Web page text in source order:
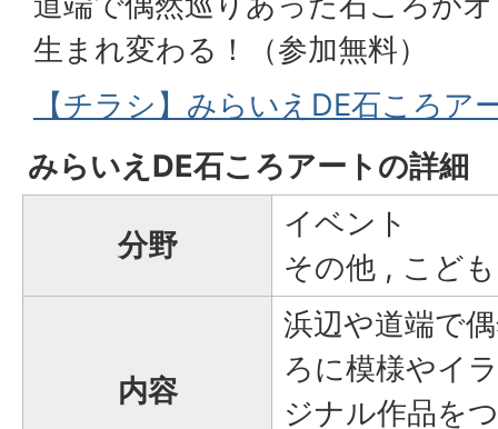
生まれ変わる！（参加無料）
【チラシ】みらいえDE石ころア
みらいえDE石ころアートの詳細
分野
イベント
その他 , こども
内容
浜辺や道端で
ろに模様やイ
ジナル作品を